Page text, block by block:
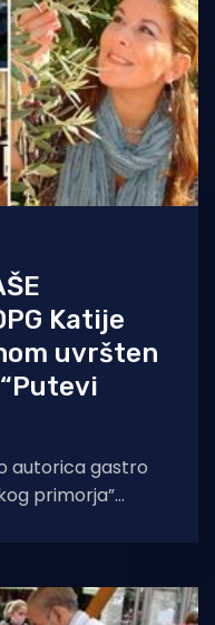
Katije
uvršten
autorica gastro
primorja”